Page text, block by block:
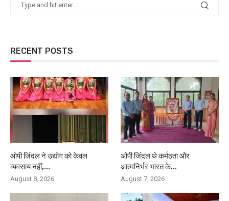
RECENT POSTS
ओपी जिंदल ने उद्योग को केवल
व्यवसाय नहीं,...
August 8, 2026
ओपी जिंदल थे कर्मठता और
आत्मनिर्भर भारत के...
August 7, 2026